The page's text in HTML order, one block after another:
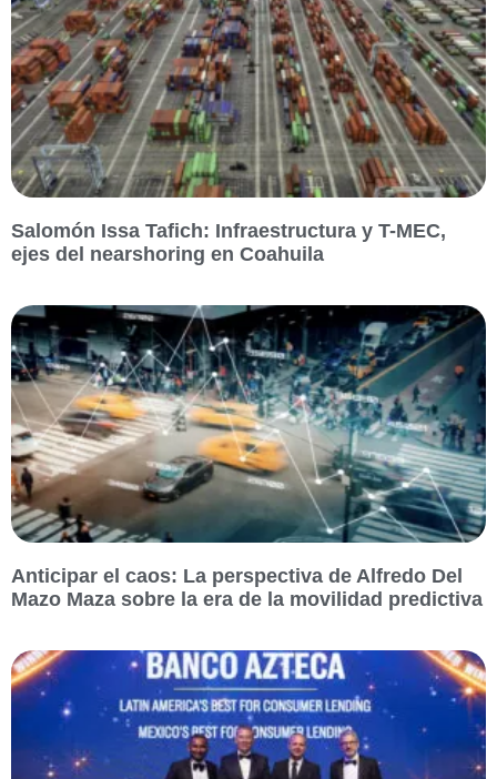
Salomón Issa Tafich: Infraestructura y T-MEC,
ejes del nearshoring en Coahuila
Anticipar el caos: La perspectiva de Alfredo Del
Mazo Maza sobre la era de la movilidad predictiva